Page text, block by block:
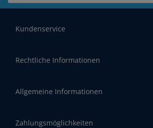
Kundenservice
Rechtliche Informationen
Allgemeine Informationen
Zahlungsmöglichkeiten